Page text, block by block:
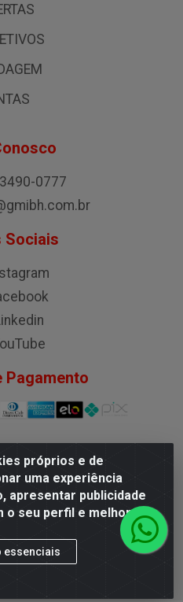
próprios e de
uma experiência
apresentar publicidade
o seu perfil e melhorar a
essenciais
0777
Sociais
Pagamento
Conselheiro Pena, 50 - Santa
- CEP 31.710-150 - CNPJ
0001-02